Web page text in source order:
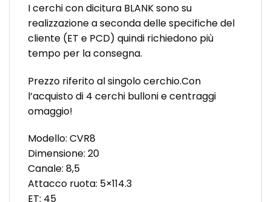
I cerchi con dicitura BLANK sono su
realizzazione a seconda delle specifiche del
cliente (ET e PCD) quindi richiedono più
tempo per la consegna.
Prezzo riferito al singolo cerchio.Con
l’acquisto di 4 cerchi bulloni e centraggi
omaggio!
Modello: CVR8
Dimensione: 20
Canale: 8,5
Attacco ruota: 5×114.3
ET: 45